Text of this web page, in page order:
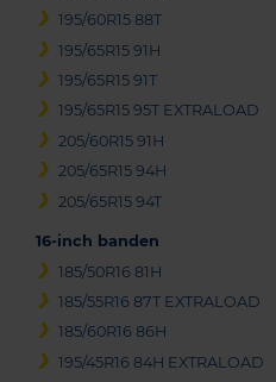
195/60R15 88T
195/65R15 91H
195/65R15 91T
195/65R15 95T EXTRALOAD
205/60R15 91H
205/65R15 94H
205/65R15 94T
16-inch banden
185/50R16 81H
185/55R16 87T EXTRALOAD
185/60R16 86H
195/45R16 84H EXTRALOAD